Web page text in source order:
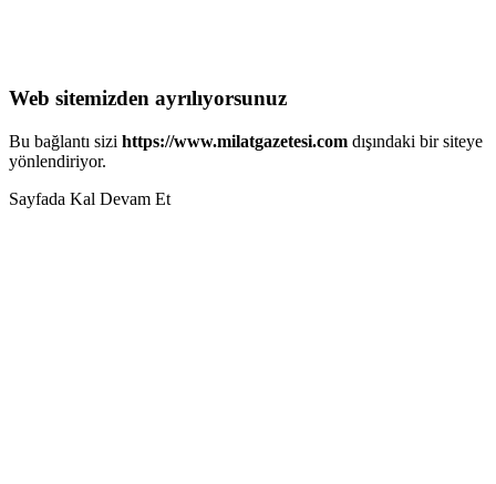
Web sitemizden ayrılıyorsunuz
Bu bağlantı sizi https://www.milatgazetesi.com dışındaki bir siteye
yönlendiriyor.
Sayfada Kal Devam Et